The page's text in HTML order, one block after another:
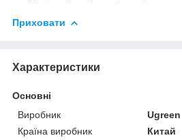
Приховати
Характеристики
Основні
Виробник
Ugreen
Країна виробник
Китай